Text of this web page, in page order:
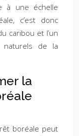
à une échelle
c’est donc
caribou et l’un
naturels de la
la
boréale peut